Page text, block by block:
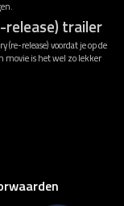
release) trailer
(re-release) voordat je op de
movie is het wel zo lekker